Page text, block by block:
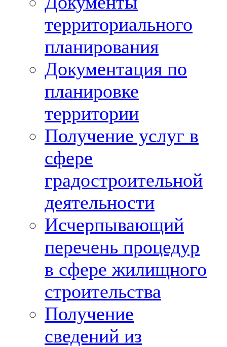
территориального
планирования
Документация по
планировке
территории
Получение услуг в
сфере
градостроительной
деятельности
Исчерпывающий
перечень процедур
в сфере жилищного
строительства
Получение
сведений из